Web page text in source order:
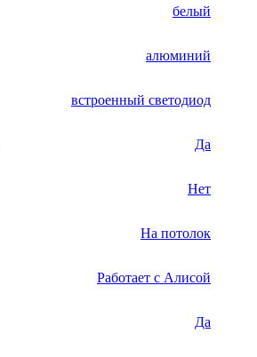
белый
алюминий
встроенный светодиод
Да
Нет
На потолок
Работает с Алисой
Да